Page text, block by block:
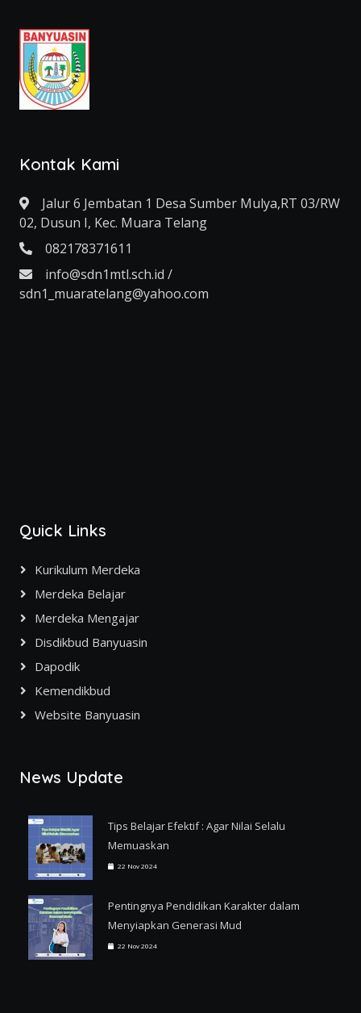
Kontak Kami
Jalur 6 Jembatan 1 Desa Sumber Mulya,RT 03/RW
02, Dusun I, Kec. Muara Telang
082178371611
info@sdn1mtl.sch.id /
sdn1_muaratelang@yahoo.com
Quick Links
Kurikulum Merdeka
Merdeka Belajar
Merdeka Mengajar
Disdikbud Banyuasin
Dapodik
Kemendikbud
Website Banyuasin
News Update
Tips Belajar Efektif : Agar Nilai Selalu
Memuaskan
22 Nov 2024
Pentingnya Pendidikan Karakter dalam
Menyiapkan Generasi Mud
22 Nov 2024